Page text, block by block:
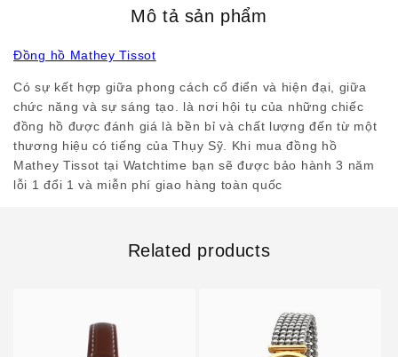
Mô tả sản phẩm
Đồng hồ Mathey Tissot
Có sự kết hợp giữa phong cách cổ điển và hiện đại, giữa
chức năng và sự sáng tạo. là nơi hội tụ của những chiếc
đồng hồ được đánh giá là bền bỉ và chất lượng đến từ một
thương hiệu có tiếng của Thụy Sỹ. Khi mua đồng hồ
Mathey Tissot tại Watchtime bạn sẽ được bảo hành 3 năm
lỗi 1 đổi 1 và miễn phí giao hàng toàn quốc
Related products